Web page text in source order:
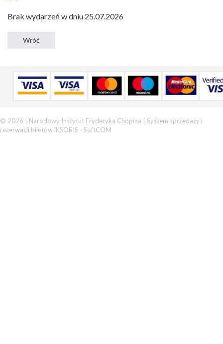
Brak wydarzeń w dniu 25.07.2026
© 2026 | Narodowy Instytut Fryderyka Chopina | System sprzedaży i
rezerwacji biletów iKSORIS - SoftCOM